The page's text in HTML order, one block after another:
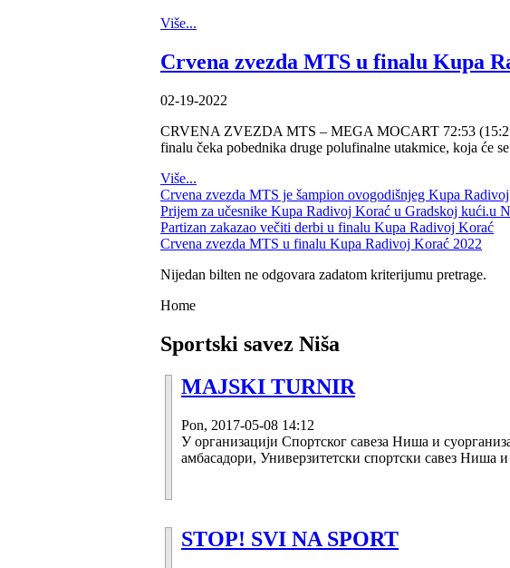
Više...
Crvena zvezda MTS u finalu Kupa
02-19-2022
CRVENA ZVEZDA MTS – MEGA MOCART 72:53
finalu čeka pobednika druge polufinalne utakmice, koja će
Više...
Crvena zvezda MTS je šampion ovogodišnjeg Kupa
Prijem za učesnike Kupa Radivoj Korać u Gradskoj kući.u
Partizan zakazao večiti derbi u finalu Kupa Radivoj Korać
Crvena zvezda MTS u finalu Kupa Radivoj Korać 2022
Nijedan bilten ne odgovara zadatom kriterijumu pretrage.
Home
Sportski savez Niša
MAJSKI TURNIR
Pon, 2017-05-08 14:12
У организацији Спортског савеза Ниша и
амбасадори, Универзитетски спортски савез Ниша
STOP! SVI NA SPORT